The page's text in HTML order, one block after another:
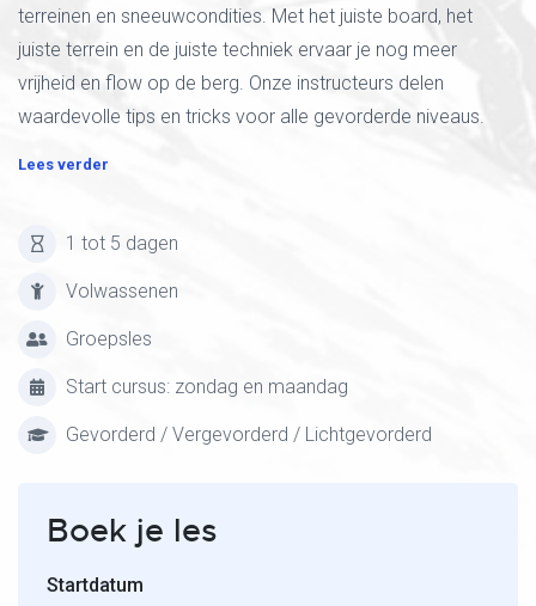
terreinen en sneeuwcondities. Met het juiste board, het
juiste terrein en de juiste techniek ervaar je nog meer
vrijheid en flow op de berg. Onze instructeurs delen
waardevolle tips en tricks voor alle gevorderde niveaus.
Lees verder
1 tot 5 dagen
Volwassenen
Groepsles
Start cursus: zondag en maandag
Gevorderd / Vergevorderd / Lichtgevorderd
Boek je les
Startdatum